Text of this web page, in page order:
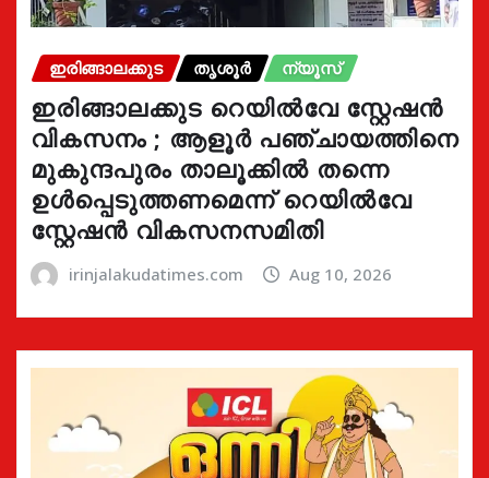
ഇരിങ്ങാലക്കുട തൃശൂർ ന്യൂസ്
ഇരിങ്ങാലക്കുട റെയിൽവേ സ്റ്റേഷൻ
വികസനം ; ആളൂർ പഞ്ചായത്തിനെ
മുകുന്ദപുരം താലൂക്കിൽ തന്നെ
ഉൾപ്പെടുത്തണമെന്ന് റെയിൽവേ
സ്റ്റേഷൻ വികസനസമിതി
irinjalakudatimes.com Aug 10, 2026